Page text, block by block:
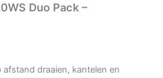
Duo Pack –
afstand draaien, kantelen en